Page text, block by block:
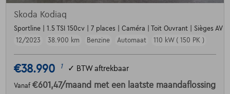
Skoda Kodiaq
Sportline | 1.5 TSI 150cv | 7 places | Caméra | Toit Ouvrant | Sièges AV
12/2023
38.900 km Benzine Automaat 110 kW ( 150 PK )
€38.990 1 ✓ BTW aftrekbaar
Vanaf €601,47/maand met een laatste maandaflossing